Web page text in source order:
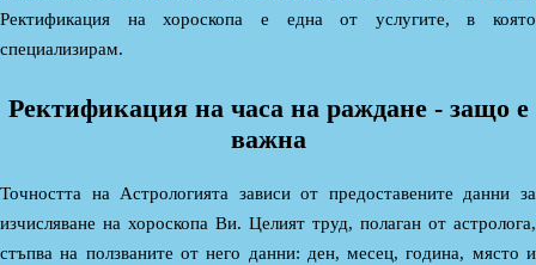
Ректификация на хороскопа е една от услугите, в която
специализирам.
Ректификация на часа на раждане - защо е
важна
Точността на Астрологията зависи от предоставените данни за
изчисляване на хороскопа Ви. Целият труд, полаган от астролога,
стъпва на ползваните от него данни: ден, месец, година, място и